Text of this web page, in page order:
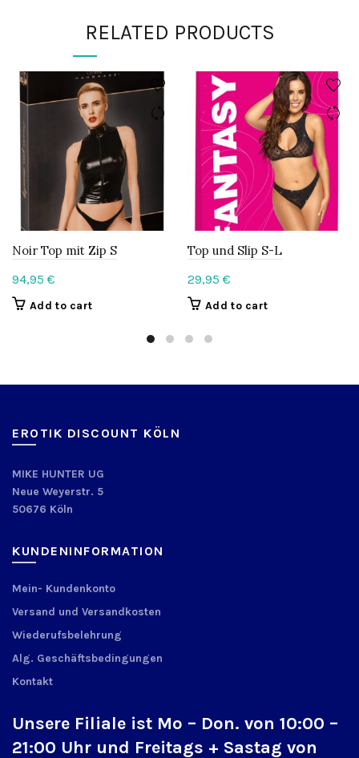
RELATED PRODUCTS
Noir Top mit Zip S
94,95 €
Add to cart
Top und Slip S-L
29,95 €
Add to cart
EROTIK DISCOUNT KÖLN
MIKE HUNTER UG
Neue Weyerstr. 5
50676 Köln
KUNDENINFORMATION
Mein- Kundenkonto
Versand und Versandkosten
Wiederufsbelehrung
Alg. Geschäftsbedingungen
Kontakt
Unsere Filiale ist Mo – Don. von 10:00 –
21:00 Uhr und Freitags + Sastag von